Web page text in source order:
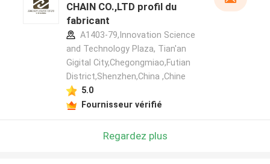
CHAIN CO.,LTD profil du
fabricant
A1403-79,Innovation Science
and Technology Plaza, Tian'an
Gigital City,Chegongmiao,Futian
District,Shenzhen,China ,Chine
5.0
Fournisseur vérifié
Regardez plus